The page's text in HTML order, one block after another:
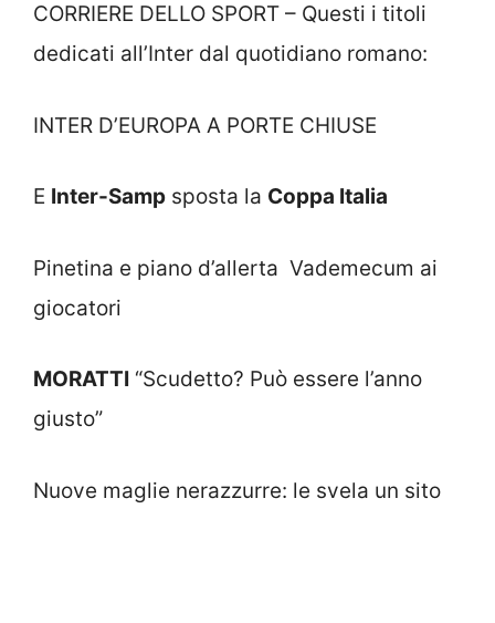
CORRIERE DELLO SPORT – Questi i titoli
dedicati all’Inter dal quotidiano romano:
INTER D’EUROPA A PORTE CHIUSE
E Inter-Samp sposta la Coppa Italia
Pinetina e piano d’allerta Vademecum ai
giocatori
MORATTI “Scudetto? Può essere l’anno
giusto”
Nuove maglie nerazzurre: le svela un sito